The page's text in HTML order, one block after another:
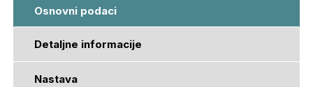
Osnovni podaci
Detaljne informacije
Nastava